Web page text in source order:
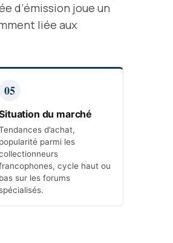
d’émission joue un
liée aux
05
du marché
d’achat,
popularité parmi les
cycle haut ou
bas sur les forums
spécialisés.